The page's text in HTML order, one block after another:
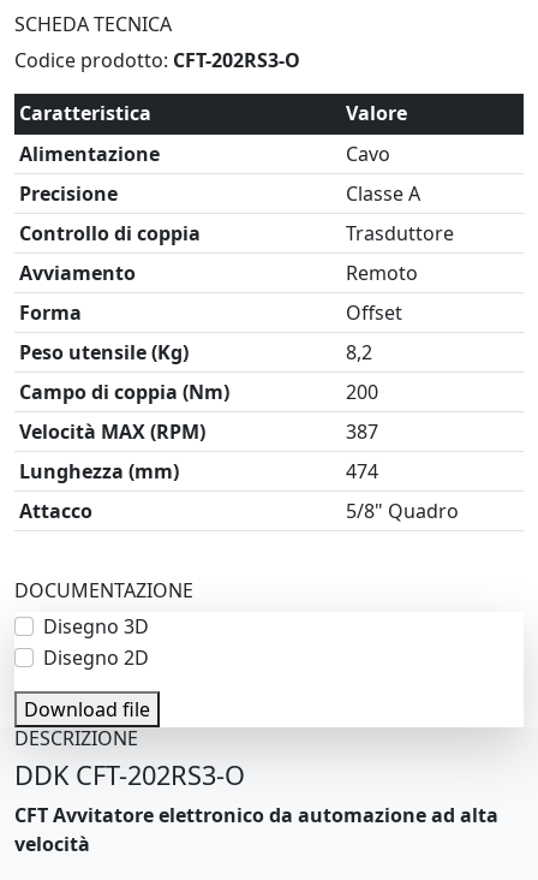
SCHEDA TECNICA
Codice prodotto: CFT-202RS3-O
Caratteristica
Valore
Alimentazione
Cavo
Precisione
Classe A
Controllo di coppia
Trasduttore
Avviamento
Remoto
Forma
Offset
Peso utensile (Kg)
8,2
Campo di coppia (Nm)
200
Velocità MAX (RPM)
387
Lunghezza (mm)
474
Attacco
5/8" Quadro
DOCUMENTAZIONE
Disegno 3D
Disegno 2D
Download file
DESCRIZIONE
DDK CFT-202RS3-O
CFT Avvitatore elettronico da automazione ad alta
velocità